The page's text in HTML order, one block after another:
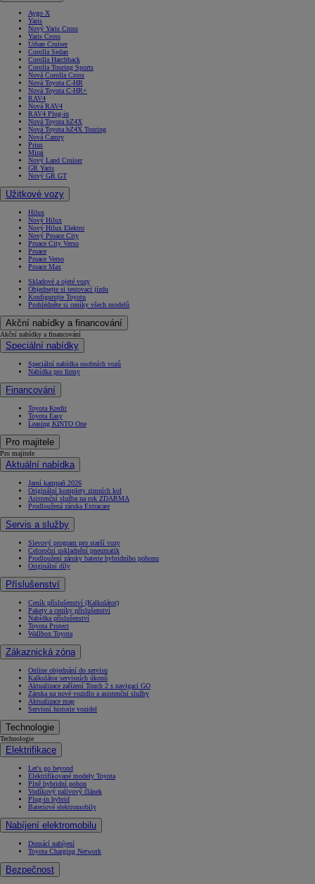
Aygo X
Yaris
Nový Yaris Cross
Yaris Cross
Urban Cruiser
Corolla Sedan
Corolla Hatchback
Corolla Touring Sports
Nová Corolla Cross
Nová Toyota C-HR
Nová Toyota C-HR+
RAV4
Nová RAV4
RAV4 Plug-in
Nová Toyota bZ4X
Nová Toyota bZ4X Touring
Nová Camry
Prius
Mirai
Nový Land Cruiser
GR Yaris
Nový GR GT
Užitkové vozy
Hilux
Nový Hilux
Nový Hilux Elektro
Nový Proace City
Proace City Verso
Proace
Proace Verso
Proace Max
Skladové a ojeté vozy
Objednejte si testovací jízdu
Konfigurujte Toyotu
Prohlédněte si ceníky všech modelů
Akční nabídky a financování
Akční nabídky a financování
Speciální nabídky
Speciální nabídka osobních vozů
Nabídka pro firmy
Financování
Toyota Kredit
Toyota Easy
Leasing KINTO One
Pro majitele
Pro majitele
Aktuální nabídka
Jarní kampaň 2026
Originální komplety zimních kol
Asistenční služba na rok ZDARMA
Prodloužená záruka Extracare
Servis a služby
Slevový program pro starší vozy
Celoroční uskladnění pneumatik
Prodloužení záruky baterie hybridního pohonu
Originální díly
Příslušenství
Ceník příslušenství (Kalkulátor)
Pakety a ceníky příslušenství
Nabídka příslušenství
Toyota Protect
Wallbox Toyota
Zákaznická zóna
Online objednání do servisu
Kalkulátor servisních úkonů
Aktualizace zařízení Touch 2 s navigací GO
Záruka na nové vozidlo a asistenční služby
Aktualizace map
Servisní historie vozidel
Technologie
Technologie
Elektrifikace
Let's go beyond
Elektrifikované modely Toyota
Plně hybridní pohon
Vodíkový palivový článek
Plug-in hybrid
Bateriové elektromobily
Nabíjení elektromobilu
Domácí nabíjení
Toyota Charging Network
Bezpečnost